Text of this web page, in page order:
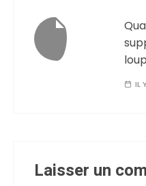
IL
Laisser un